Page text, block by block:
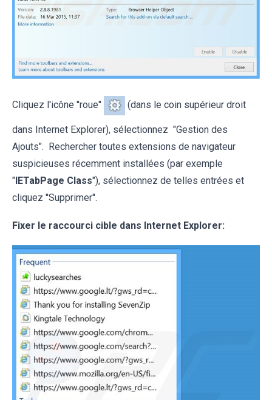
Cliquez l'icône ''roue'' (dans le coin supérieur droit
dans Internet Explorer), sélectionnez "Gestion des
Ajouts". Rechercher toutes extensions de navigateur
suspicieuses récemment installées (par exemple
"IETabPage Class"), sélectionnez de telles entrées et
cliquez ''Supprimer''.
Fixer le raccourci cible dans Internet Explorer: